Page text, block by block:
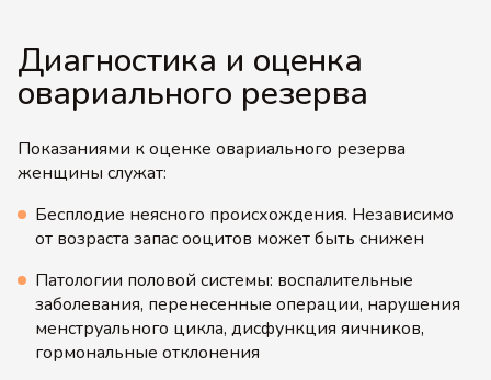
Диагностика и оценка
овариального резерва
Показаниями к оценке овариального резерва
женщины служат:
Бесплодие неясного происхождения. Независимо
от возраста запас ооцитов может быть снижен
Патологии половой системы: воспалительные
заболевания, перенесенные операции, нарушения
менструального цикла, дисфункция яичников,
гормональные отклонения